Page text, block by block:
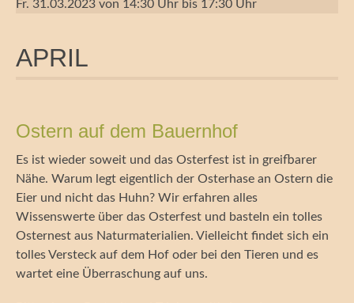
Fr. 31.03.2023 von 14:30 Uhr bis 17:30 Uhr
APRIL
Ostern auf dem Bauernhof
Es ist wieder soweit und das Osterfest ist in greifbarer
Nähe. Warum legt eigentlich der Osterhase an Ostern die
Eier und nicht das Huhn? Wir erfahren alles
Wissenswerte über das Osterfest und basteln ein tolles
Osternest aus Naturmaterialien. Vielleicht findet sich ein
tolles Versteck auf dem Hof oder bei den Tieren und es
wartet eine Überraschung auf uns.